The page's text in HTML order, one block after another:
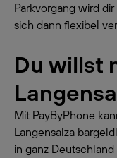
Parkvorgang wird
sich dann flexibel
Du willst
Mit PayByPhone
Langensalza
in ganz